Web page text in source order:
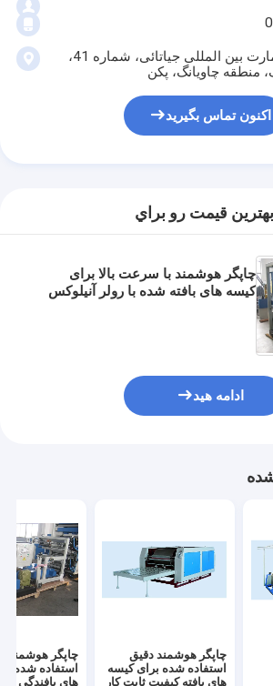
طبقه 16، واحد B، عمارت بین المللی جیاتائی، شماره 41،
منطقه چاویانگ، پکن
اکنون تماس بگیرید
بهترين قيمت رو براي
چاپگر هوشمند با سرعت بالا برای
کیسه های بافته شده با رولر آنیلوکس
ادامه هید
چاپگر هوشمند دقیق
استفاده شده برای کیسه
های بافته کیفیت ثابت کار
چاپگر هوشمند
استفاده شده
های بافندگی